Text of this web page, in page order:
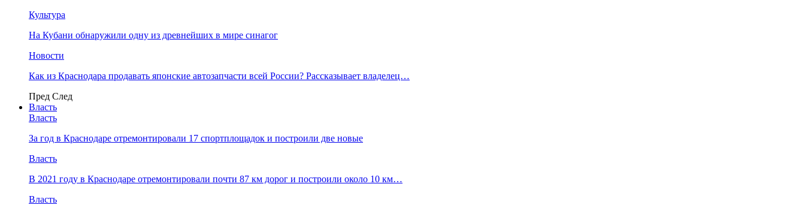
Культура
На Кубани обнаружили одну из древнейших в мире синагог
Новости
Как из Краснодара продавать японские автозапчасти всей России? Рассказывает владелец…
Пред След
Власть
Власть
За год в Краснодаре отремонтировали 17 спортплощадок и построили две новые
Власть
В 2021 году в Краснодаре отремонтировали почти 87 км дорог и построили около 10 км…
Власть